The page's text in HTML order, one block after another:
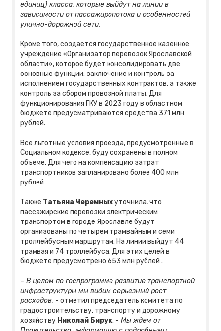
единиц) класса, которые выйдут на линии в
зависимости от пассажиропотока и особенностей
улично-дорожной сети.
Кроме того, создается государственное казенное
учреждение «Организатор перевозок Ярославской
области», которое будет консолидировать две
основные функции: заключение и контроль за
исполнением государственных контрактов, а также
контроль за сбором провозной платы. Для
функционирования ГКУ в 2023 году в областном
бюджете предусматриваются средства 371 млн
рублей.
Все льготные условия проезда, предусмотренные в
Социальном кодексе, буду сохранены в полном
объеме. Для чего на компенсацию затрат
транспортников запланировано более 400 млн
рублей.
Также Татьяна Черемныхуточнила, что
пассажирские перевозки электрическим
транспортом в городе Ярославле будут
организованы по четырем трамвайным и семи
троллейбусным маршрутам. На линии выйдут 44
трамвая и 74 троллейбуса. Для этих целей в
бюджете предусмотрено 653 млн рублей .
– В целом по госпрограмме развитие транспортной
инфраструктуры мы видим серьезный рост
расходов, - отметил председатель комитета по
градостроительству, транспорту и дорожному
хозяйству Николай Бирук. - Мы ждем от